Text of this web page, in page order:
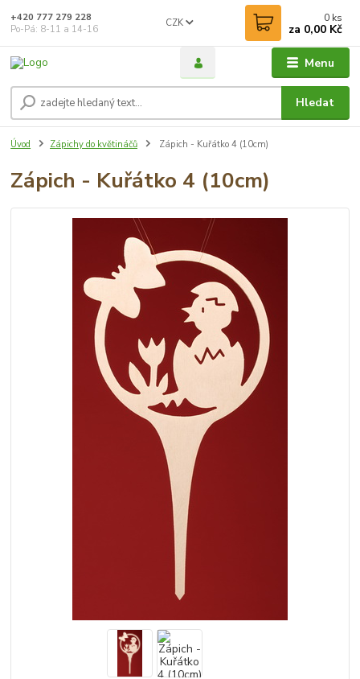
Menu
CZK
Hledat
+420 777 279 228
Po-Pá: 8-11 a 14-16
0 ks
za 0,00 Kč
Úvod Zápichy do květináčů Zápich - Kuřátko 4 (10cm)
Zápich - Kuřátko 4 (10cm)